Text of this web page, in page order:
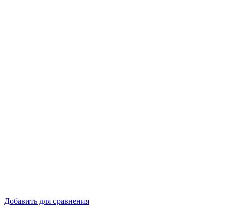
Добавить для сравнения